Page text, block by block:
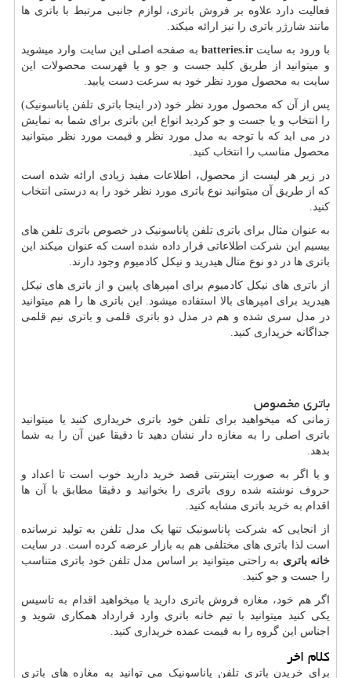
فعالیت دارد علاوه بر فروش باتری، لوازم جانبی مرتبط با باتری ها
مانند شارژر باتری را نیز ارائه میکند.
با ورود به سایتbatteries.ir به صفحه اصلی این سایت وارد میشوید
و میتوانید از طریق کلید جست و جو و یا فهرست محصولات این
سایت به محصول مورد نظر خود به سرعت دست یابید.
پس از آن که محصول مورد نظر خود (در اینجا باتری تلفن پاناسونیک)
را انتخاب و یا جست و جو کردید انواع این باتری برای شما به نمایش
در می اید که با توجه به مدل مورد نظر و قیمت مورد نظر میتوانید
محصول مناسب را انتخاب کنید.
در زیر هر لیست از محصول، اطلاعات مفید زیادی ارائه شده است
که از طریق آن میتوانید نوع باتری مورد نظر خود را به درستی انتخاب
کنید.
به عنوان مثال برای باتری تلفن پاناسونیک در خصوص باتری تلفن های
بیسیم این شرکت اطلاعاتی قرار داده شده است که عنوان میکند این
باتری ها در دو نوع متال هیدرید و نیکل کادمیوم وجود دارند.
از باتری های نیکل کادمیوم برای امپرهای پایین و از باتری های نیکل
هیدرید برای امپرهای بالا استفاده میشود. این باتری ها را هم میتوانید
در مدل سری شده و هم در مدل دو باتری قلمی و باتری نیم قلمی
جداگانه خریداری کنید.
باتری مخصوص
زمانی که میخواهید برای تلفن خود باتری خریداری کنید یا میتوانید
باتری اصلی را به مغازه دار نشان دهید تا دقیقا عین آن را به شما
بدهد.
و یا اگر به صورت اینترنتی قصد خرید دارید خوب است تا اعداد و
حروف نوشته شده روی باتری را بخوانید و دقیقا مطابق با آن ها
اقدام به خرید باتری مشابه کنید.
از انجایی که شرکت پاناسونیک تنها یک مدل تلفن به تولید نرسانده
است لذا باتری های مختلفی هم به بازار عرضه کرده است. در سایت
خانه باتری به راحتی میتوانید بر اساس مدل تلفن خود باتری متناسب
را جست و جو کنید.
اگر هم خود، مغازه فروش باتری دارید یا میخواهید اقدام به تاسیس
یکی کنید میتوانید با تیم خانه باتری وارد قرارداد همکاری شوید و
اجناس این گروه را به قیمت عمده خریداری کنید.
کلام اخر
برای خریدن باتری تلفن پاناسونیک می توانید به مغازه های باتری